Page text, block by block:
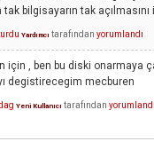
bilgisayarın tak
Yardımcı tarafından yorumlandı
için , ben bu diski onarmaya
degistirecegim mecburen
Yeni Kullanıcı tarafından yorumlandı